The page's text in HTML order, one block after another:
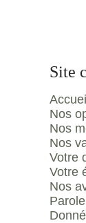
Site
Accueil
Nos
Nos
Nos
Votre
Votre
Nos